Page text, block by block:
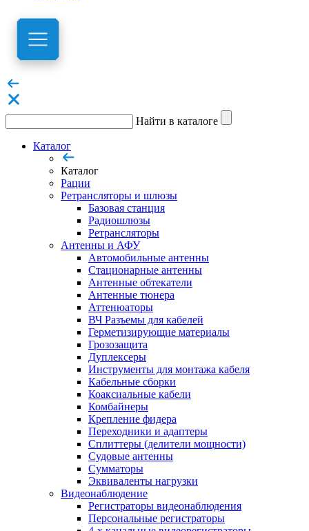
Найти в каталоге
Каталог
Каталог
Рации
Ретрансляторы и шлюзы
Базовая станция
Радиошлюзы
Ретрансляторы
Антенны и АФУ
Автомобильные антенны
Стационарные антенны
Антенные обтекатели
Антенные тюнера
Аттенюаторы
ВЧ Разъемы для кабелей
Герметизирующие материалы
Грозозащита
Дуплексеры
Инструменты для монтажа кабеля
Кабельные сборки
Коаксиальные кабели
Комбайнеры
Крепление фидера
Переходники и адаптеры
Сплиттеры (делители мощности)
Судовые антенны
Сумматоры
Эквиваленты нагрузки
Видеонаблюдение
Регистраторы видеонаблюдения
Персональные регистраторы